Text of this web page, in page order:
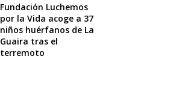
Fundación Luchemos
por la Vida acoge a 37
niños huérfanos de La
Guaira tras el
terremoto